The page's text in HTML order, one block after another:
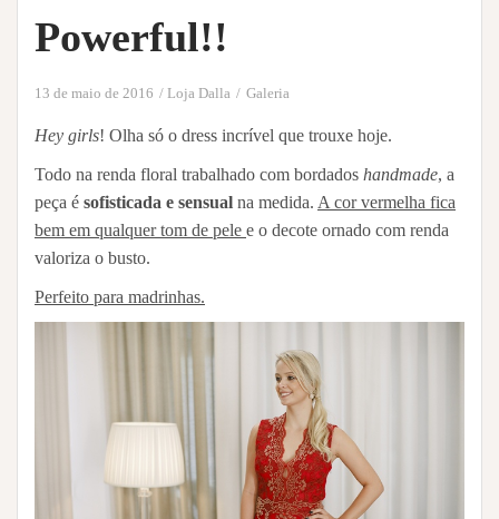
Powerful!!
13 de maio de 2016 Loja Dalla Galeria
Hey girls! Olha só o dress incrível que trouxe hoje.
Todo na renda floral trabalhado com bordados handmade, a
peça é sofisticada e sensual na medida. A cor vermelha fica
bem em qualquer tom de pele e o decote ornado com renda
valoriza o busto.
Perfeito para madrinhas.